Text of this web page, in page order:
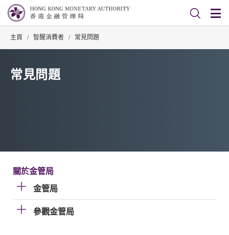
主頁 / 智醒消費者 / 常見問題
常見問題
關於金管局
金管局
參觀金管局